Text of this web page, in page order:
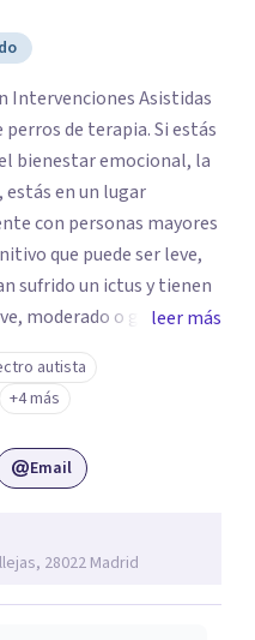
Intervenciones Asistidas
de terapia. Si estás
bienestar emocional, la
estás en un lugar
con personas mayores
que puede ser leve,
sufrido un ictus y tienen
) y con personas con
con Síndrome
Autista, personas con
de un daño
con personas con
acompañando
respetuoso y
leer más
autista
+4 más
Email
28022 Madrid